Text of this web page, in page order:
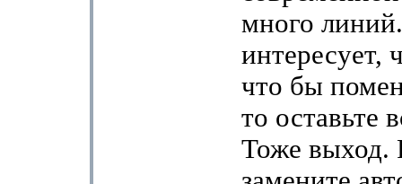
много
интересует,
что бы
то оставьте
Тоже выход.